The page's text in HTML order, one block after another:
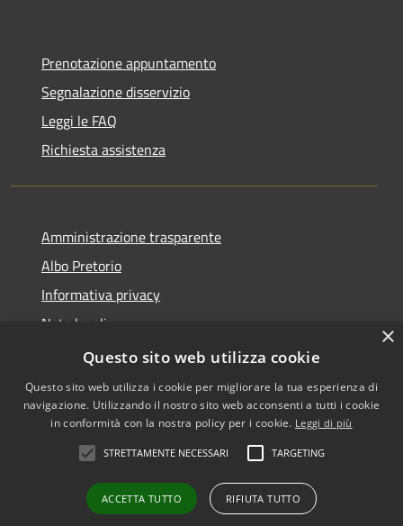
Prenotazione appuntamento
Segnalazione disservizio
Leggi le FAQ
Richiesta assistenza
Amministrazione trasparente
Albo Pretorio
Informativa privacy
Note legali
Dichiarazione di accessibilità
Accessibilità
Copyright © 2026 • Comune di
Falerone • Powered by
Municipium•
redazione
×
Questo sito web utilizza cookie
Questo sito web utilizza i cookie per migliorare la tua esperienza di
navigazione. Utilizzando il nostro sito web acconsenti a tutti i cookie
in conformità con la nostra policy per i cookie. Leggi di più
STRETTAMENTE NECESSARI TARGETING
ACCETTA TUTTO RIFIUTA TUTTO